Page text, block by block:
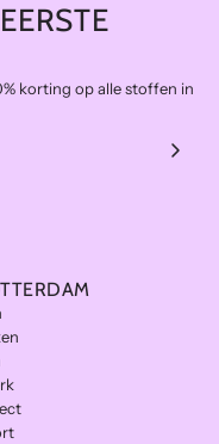
korting op alle stoffen in